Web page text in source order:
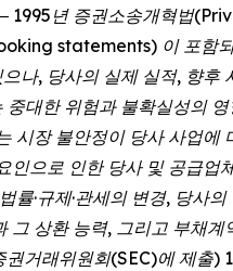
년 증권소송개혁법
statements) 이 포함
나, 당사의 실제 실적, 향
대한 위험과 불확실성의
시장 불안정이 당사 사업
인으로 인한 당사 및 공급
률·규제·관세의 변경, 당
그 상환 능력, 그리고 부채
거래위원회(SEC)에 제출)